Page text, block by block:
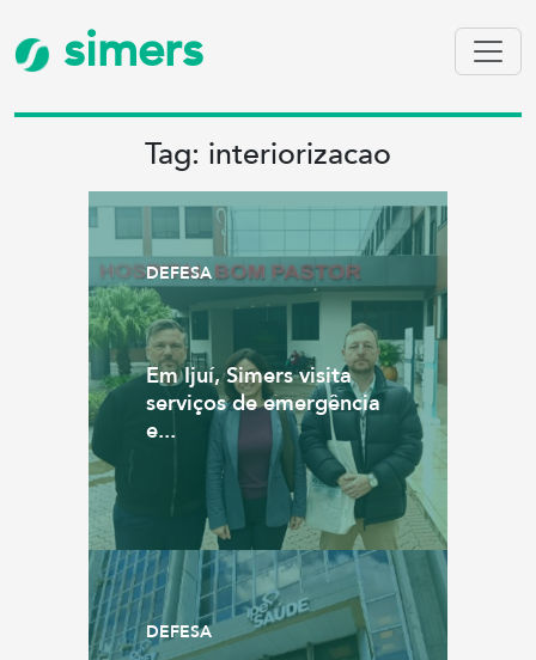
simers
Tag: interiorizacao
DEFESA
Em Ijuí, Simers visita
serviços de emergência
e...
DEFESA